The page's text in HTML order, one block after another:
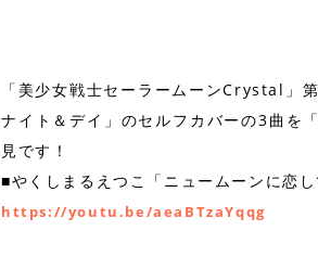
「美少女戦士セーラームーンCrystal」
ナイト＆デイ」のセルフカバーの3曲を
見です！
■やくしまるえつこ「ニュームーンに恋
https://youtu.be/aeaBTzaYqqg